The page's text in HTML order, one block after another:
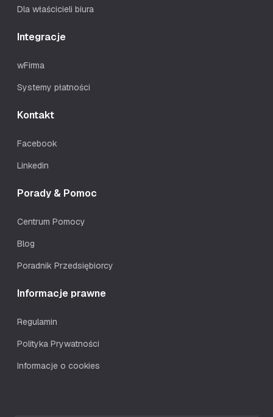
Dla właścicieli biura
Integracje
wFirma
Systemy płatności
Kontakt
Facebook
Linkedin
Porady & Pomoc
Centrum Pomocy
Blog
Poradnik Przedsiębiorcy
Informacje prawne
Regulamin
Polityka Prywatności
Informacje o cookies